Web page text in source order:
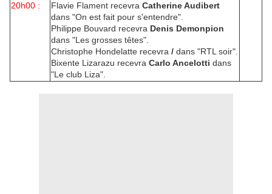
20h00 :
Flavie Flament recevra Catherine Audibert
dans "On est fait pour s'entendre".
Philippe Bouvard recevra Denis Demonpion
dans "Les grosses têtes".
Christophe Hondelatte recevra / dans "RTL soir".
Bixente Lizarazu recevra Carlo Ancelotti dans
"Le club Liza".